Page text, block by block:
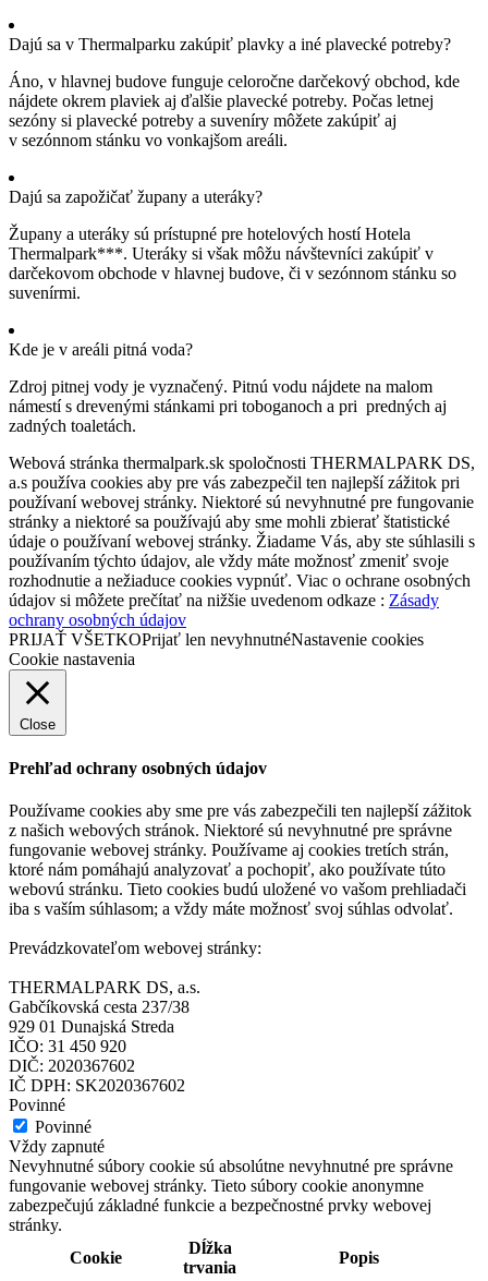
Dajú sa v Thermalparku zakúpiť plavky a iné plavecké potreby?
Áno, v hlavnej budove funguje celoročne darčekový obchod, kde
nájdete okrem plaviek aj ďalšie plavecké potreby. Počas letnej
sezóny si plavecké potreby a suveníry môžete zakúpiť aj
v sezónnom stánku vo vonkajšom areáli.
Dajú sa zapožičať župany a uteráky?
Župany a uteráky sú prístupné pre hotelových hostí Hotela
Thermalpark***. Uteráky si však môžu návštevníci zakúpiť v
darčekovom obchode v hlavnej budove, či v sezónnom stánku so
suvenírmi.
Kde je v areáli pitná voda?
Zdroj pitnej vody je vyznačený. Pitnú vodu nájdete na malom
námestí s drevenými stánkami pri toboganoch a pri predných aj
zadných toaletách.
Webová stránka thermalpark.sk spoločnosti THERMALPARK DS,
a.s používa cookies aby pre vás zabezpečil ten najlepší zážitok pri
používaní webovej stránky. Niektoré sú nevyhnutné pre fungovanie
stránky a niektoré sa používajú aby sme mohli zbierať štatistické
údaje o používaní webovej stránky. Žiadame Vás, aby ste súhlasili s
používaním týchto údajov, ale vždy máte možnosť zmeniť svoje
rozhodnutie a nežiaduce cookies vypnúť. Viac o ochrane osobných
údajov si môžete prečítať na nižšie uvedenom odkaze : Zásady
ochrany osobných údajov
PRIJAŤ VŠETKOPrijať len nevyhnutnéNastavenie cookies
Cookie nastavenia
Close
Prehľad ochrany osobných údajov
Používame cookies aby sme pre vás zabezpečili ten najlepší zážitok
z našich webových stránok. Niektoré sú nevyhnutné pre správne
fungovanie webovej stránky. Používame aj cookies tretích strán,
ktoré nám pomáhajú analyzovať a pochopiť, ako používate túto
webovú stránku. Tieto cookies budú uložené vo vašom prehliadači
iba s vaším súhlasom; a vždy máte možnosť svoj súhlas odvolať.
Prevádzkovateľom webovej stránky:
THERMALPARK DS, a.s.
Gabčíkovská cesta 237/38
929 01 Dunajská Streda
IČO: 31 450 920
DIČ: 2020367602
IČ DPH: SK2020367602
Povinné
Povinné
Vždy zapnuté
Nevyhnutné súbory cookie sú absolútne nevyhnutné pre správne
fungovanie webovej stránky. Tieto súbory cookie anonymne
zabezpečujú základné funkcie a bezpečnostné prvky webovej
stránky.
Cookie
Dĺžka
trvania
Popis